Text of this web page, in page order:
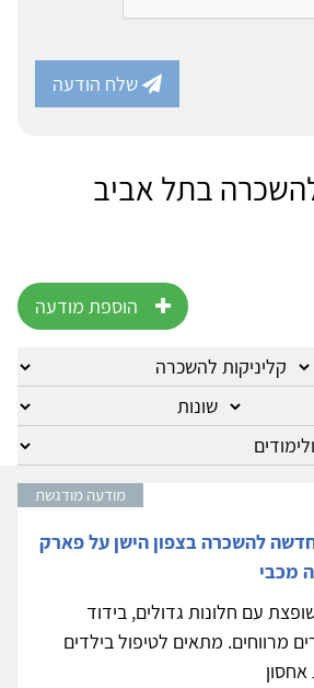
שלח הודעה
בתל אביב
הוספת מודעה
מודעה מודגשת
להשכרה בצפון הישן על פארק
מכבי
עם חלונות גדולים, בידוד
מרווחים. מתאים לטיפול בילדים
אחסון